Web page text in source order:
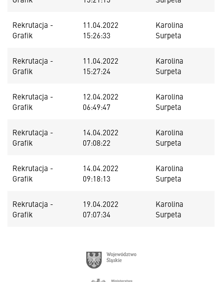
Rekrutacja -
Grafik
11.04.2022
15:26:33
Karolina
Surpeta
Rekrutacja -
Grafik
11.04.2022
15:27:24
Karolina
Surpeta
Rekrutacja -
Grafik
12.04.2022
06:49:47
Karolina
Surpeta
Rekrutacja -
Grafik
14.04.2022
07:08:22
Karolina
Surpeta
Rekrutacja -
Grafik
14.04.2022
09:18:13
Karolina
Surpeta
Rekrutacja -
Grafik
19.04.2022
07:07:34
Karolina
Surpeta